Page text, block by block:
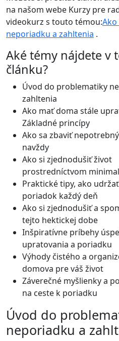
na našom webe Kurzy pre
videokurz s touto témou:Ako
neporiadku a zahltenia .
Aké témy nájdete v
článku?
Úvod do problematiky
zahltenia
Ako mať doma stále
Základné princípy
Ako sa zbaviť
navždy
Ako si zjednodušiť život
prostredníctvom
Praktické tipy, ako
poriadok každý deň
Ako si zjednodušiť a
tejto hektickej dobe
Inšpiratívne príbehy
upratovania a poriadku
Výhody čistého a
domova pre váš život
Záverečné myšlienky a
na ceste k poriadku
Úvod do
neporiadku a